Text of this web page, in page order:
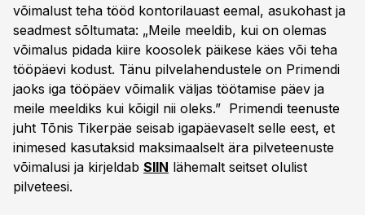
võimalust teha tööd kontorilauast eemal, asukohast ja
seadmest sõltumata: „Meile meeldib, kui on olemas
võimalus pidada kiire koosolek päikese käes või teha
tööpäevi kodust. Tänu pilvelahendustele on Primendi
jaoks iga tööpäev võimalik väljas töötamise päev ja
meile meeldiks kui kõigil nii oleks.” Primendi teenuste
juht Tõnis Tikerpäe seisab igapäevaselt selle eest, et
inimesed kasutaksid maksimaalselt ära pilveteenuste
võimalusi ja kirjeldab SIIN lähemalt seitset olulist
pilveteesi.